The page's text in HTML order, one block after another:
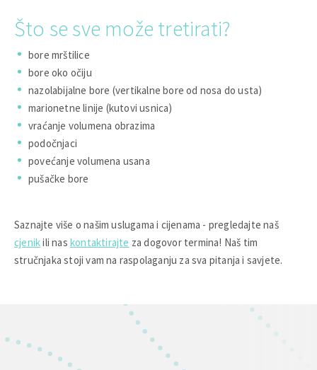
Što se sve može tretirati?
bore mrštilice
bore oko očiju
nazolabijalne bore (vertikalne bore od nosa do usta)
marionetne linije (kutovi usnica)
vraćanje volumena obrazima
podočnjaci
povećanje volumena usana
pušačke bore
Saznajte više o našim uslugama i cijenama - pregledajte naš
cjenikili naskontaktirajte za dogovor termina! Naš tim
stručnjaka stoji vam na raspolaganju za sva pitanja i savjete.